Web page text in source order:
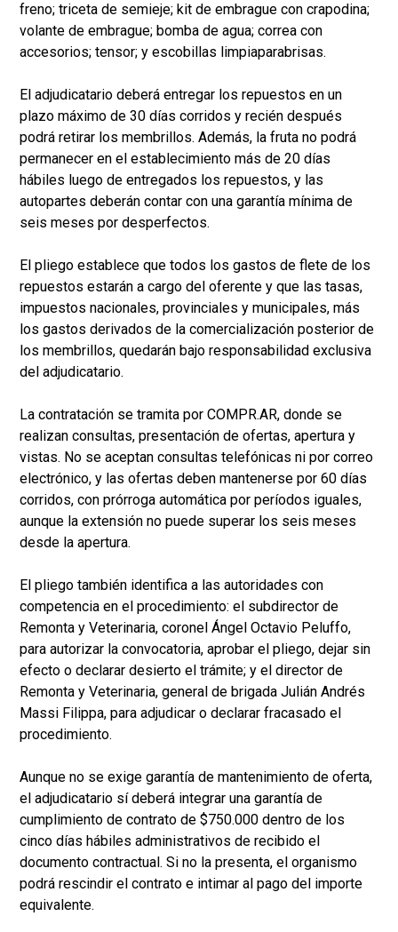
freno; triceta de semieje; kit de embrague con crapodina;
volante de embrague; bomba de agua; correa con
accesorios; tensor; y escobillas limpiaparabrisas.
El adjudicatario deberá entregar los repuestos en un
plazo máximo de 30 días corridos y recién después
podrá retirar los membrillos. Además, la fruta no podrá
permanecer en el establecimiento más de 20 días
hábiles luego de entregados los repuestos, y las
autopartes deberán contar con una garantía mínima de
seis meses por desperfectos.
El pliego establece que todos los gastos de flete de los
repuestos estarán a cargo del oferente y que las tasas,
impuestos nacionales, provinciales y municipales, más
los gastos derivados de la comercialización posterior de
los membrillos, quedarán bajo responsabilidad exclusiva
del adjudicatario.
La contratación se tramita por COMPR.AR, donde se
realizan consultas, presentación de ofertas, apertura y
vistas. No se aceptan consultas telefónicas ni por correo
electrónico, y las ofertas deben mantenerse por 60 días
corridos, con prórroga automática por períodos iguales,
aunque la extensión no puede superar los seis meses
desde la apertura.
El pliego también identifica a las autoridades con
competencia en el procedimiento: el subdirector de
Remonta y Veterinaria, coronel Ángel Octavio Peluffo,
para autorizar la convocatoria, aprobar el pliego, dejar sin
efecto o declarar desierto el trámite; y el director de
Remonta y Veterinaria, general de brigada Julián Andrés
Massi Filippa, para adjudicar o declarar fracasado el
procedimiento.
Aunque no se exige garantía de mantenimiento de oferta,
el adjudicatario sí deberá integrar una garantía de
cumplimiento de contrato de $750.000 dentro de los
cinco días hábiles administrativos de recibido el
documento contractual. Si no la presenta, el organismo
podrá rescindir el contrato e intimar al pago del importe
equivalente.